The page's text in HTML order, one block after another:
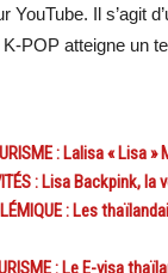
YouTube. Il s’agit
K-POP atteigne un
: Lalisa « Lisa
: Lisa Backpink,
: Les
: Le E-visa